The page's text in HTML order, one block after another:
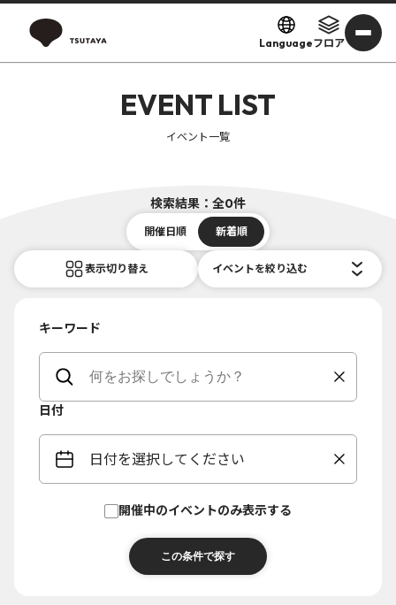
Languageフロア
EVENT LIST
イベント一覧
検索結果：全0件
開催日順 新着順
表示切り替え イベントを絞り込む
キーワード
日付
日付を選択してください
開催中のイベントのみ表示する